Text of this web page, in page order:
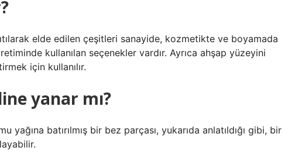
elde edilen çeşitleri sanayide, kozmetikte ve boyamada
kullanılan seçenekler vardır. Ayrıca ahşap yüzeyini
için kullanılır.
yanar mı?
yağına batırılmış bir bez parçası, yukarıda anlatıldığı gibi, bir